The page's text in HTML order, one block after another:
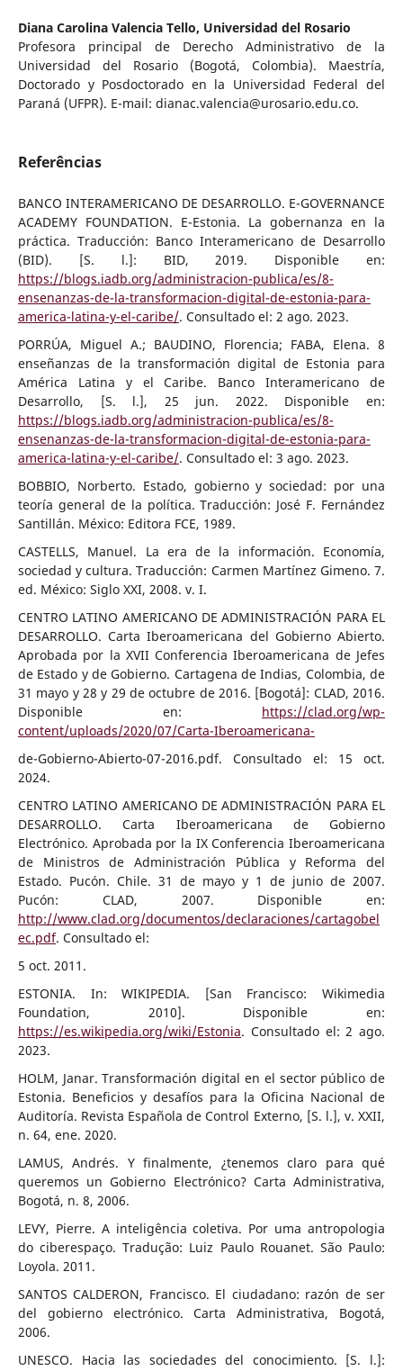
Diana Carolina Valencia Tello, Universidad del Rosario
Profesora principal de Derecho Administrativo de la
Universidad del Rosario (Bogotá, Colombia). Maestría,
Doctorado y Posdoctorado en la Universidad Federal del
Paraná (UFPR). E-mail: dianac.valencia@urosario.edu.co.
Referências
BANCO INTERAMERICANO DE DESARROLLO. E-GOVERNANCE
ACADEMY FOUNDATION. E-Estonia. La gobernanza en la
práctica. Traducción: Banco Interamericano de Desarrollo
(BID). [S. l.]: BID, 2019. Disponible en:
https://blogs.iadb.org/administracion-publica/es/8-
ensenanzas-de-la-transformacion-digital-de-estonia-para-
america-latina-y-el-caribe/. Consultado el: 2 ago. 2023.
PORRÚA, Miguel A.; BAUDINO, Florencia; FABA, Elena. 8
enseñanzas de la transformación digital de Estonia para
América Latina y el Caribe. Banco Interamericano de
Desarrollo, [S. l.], 25 jun. 2022. Disponible en:
https://blogs.iadb.org/administracion-publica/es/8-
ensenanzas-de-la-transformacion-digital-de-estonia-para-
america-latina-y-el-caribe/. Consultado el: 3 ago. 2023.
BOBBIO, Norberto. Estado, gobierno y sociedad: por una
teoría general de la política. Traducción: José F. Fernández
Santillán. México: Editora FCE, 1989.
CASTELLS, Manuel. La era de la información. Economía,
sociedad y cultura. Traducción: Carmen Martínez Gimeno. 7.
ed. México: Siglo XXI, 2008. v. I.
CENTRO LATINO AMERICANO DE ADMINISTRACIÓN PARA EL
DESARROLLO. Carta Iberoamericana del Gobierno Abierto.
Aprobada por la XVII Conferencia Iberoamericana de Jefes
de Estado y de Gobierno. Cartagena de Indias, Colombia, de
31 mayo y 28 y 29 de octubre de 2016. [Bogotá]: CLAD, 2016.
Disponible en: https://clad.org/wp-
content/uploads/2020/07/Carta-Iberoamericana-
de-Gobierno-Abierto-07-2016.pdf. Consultado el: 15 oct.
2024.
CENTRO LATINO AMERICANO DE ADMINISTRACIÓN PARA EL
DESARROLLO. Carta Iberoamericana de Gobierno
Electrónico. Aprobada por la IX Conferencia Iberoamericana
de Ministros de Administración Pública y Reforma del
Estado. Pucón. Chile. 31 de mayo y 1 de junio de 2007.
Pucón: CLAD, 2007. Disponible en:
http://www.clad.org/documentos/declaraciones/cartagobel
ec.pdf. Consultado el:
5 oct. 2011.
ESTONIA. In: WIKIPEDIA. [San Francisco: Wikimedia
Foundation, 2010]. Disponible en:
https://es.wikipedia.org/wiki/Estonia. Consultado el: 2 ago.
2023.
HOLM, Janar. Transformación digital en el sector público de
Estonia. Beneficios y desafíos para la Oficina Nacional de
Auditoría. Revista Española de Control Externo, [S. l.], v. XXII,
n. 64, ene. 2020.
LAMUS, Andrés. Y finalmente, ¿tenemos claro para qué
queremos un Gobierno Electrónico? Carta Administrativa,
Bogotá, n. 8, 2006.
LEVY, Pierre. A inteligência coletiva. Por uma antropologia
do ciberespaço. Tradução: Luiz Paulo Rouanet. São Paulo:
Loyola. 2011.
SANTOS CALDERON, Francisco. El ciudadano: razón de ser
del gobierno electrónico. Carta Administrativa, Bogotá,
2006.
UNESCO. Hacia las sociedades del conocimiento. [S. l.]: